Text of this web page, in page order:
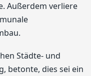
Außerdem verliere
Städte- und
betonte, dies sei ein